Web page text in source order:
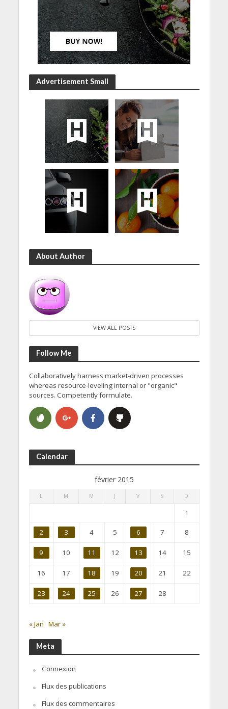
Advertisement Small
About Author
VIEW ALL POSTS
Follow Me
Collaboratively harness market-driven processes
whereas resource-leveling internal or "organic"
sources. Competently formulate.
Calendar
février 2015
L M M J V S D
1
2 3 4 5 6 7 8
9 10 11 12 13 14 15
16 17 18 19 20 21 22
23 24 25 26 27 28
« Jan Mar »
Meta
Connexion
Flux des publications
Flux des commentaires